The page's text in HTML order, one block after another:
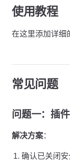
使用教程
在这里添加详细
常见问题
问题一：插
解决方案：
确认已关闭